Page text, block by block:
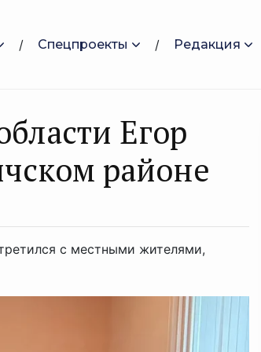
Спецпроекты Редакция
Егор
районе
с местными жителями,